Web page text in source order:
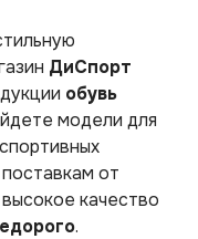
ДиСпорт
обувь
модели для
от
качество
.